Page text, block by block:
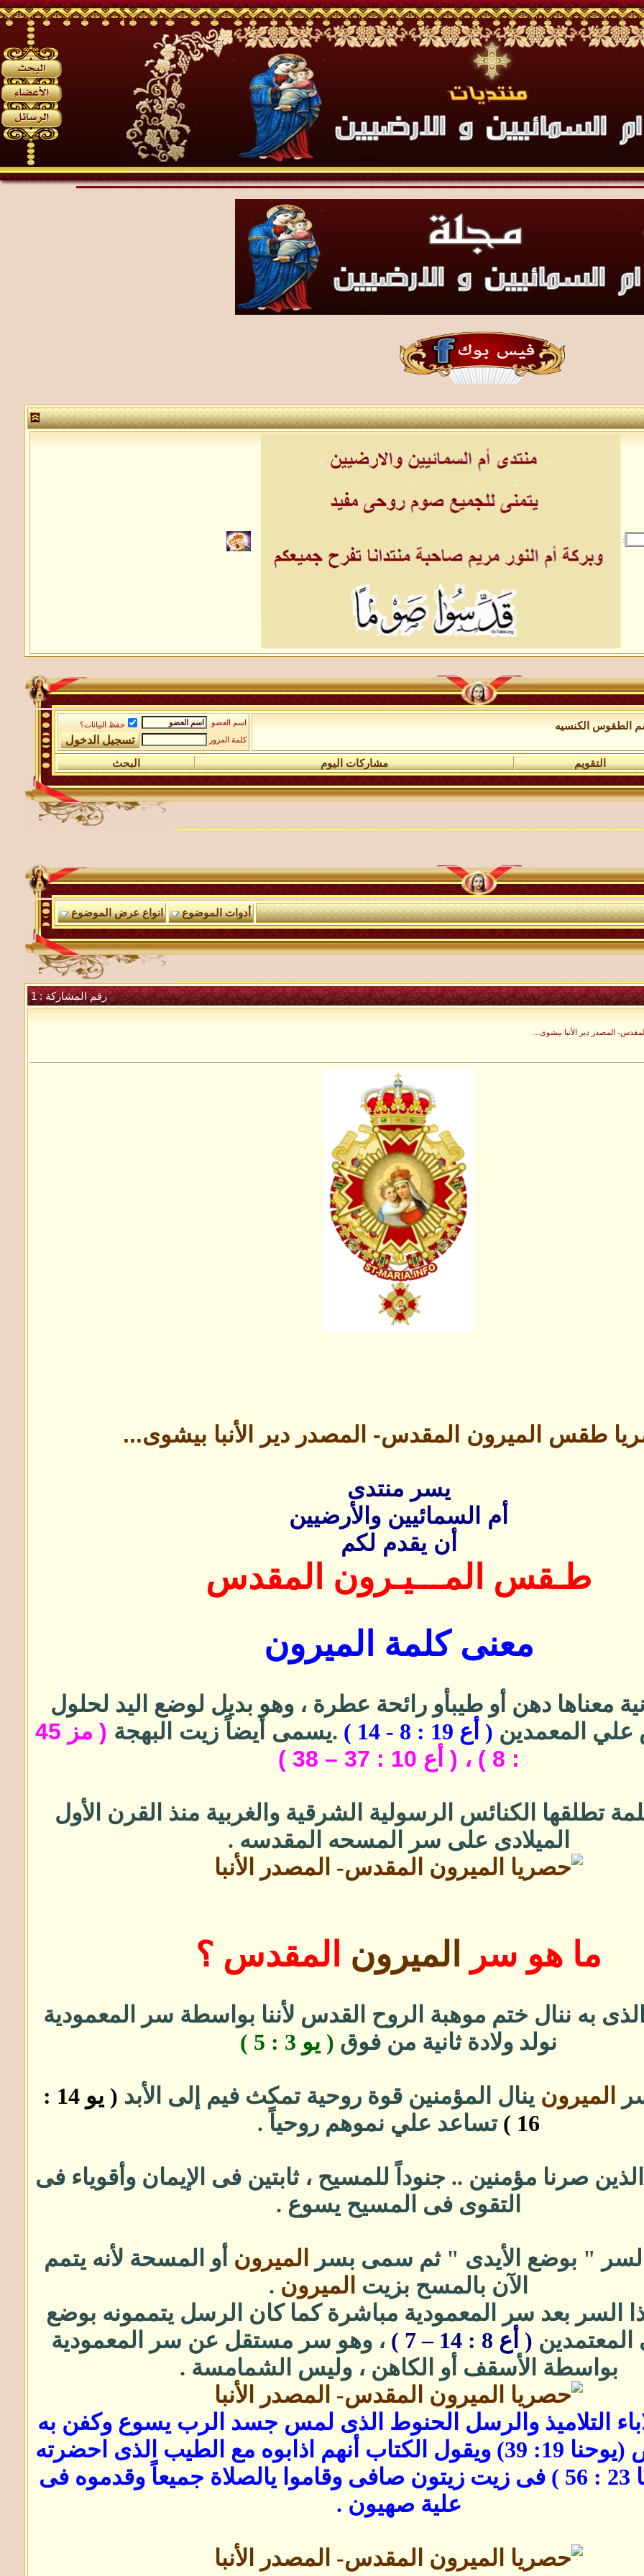
الطقوس الكنسيه اسم العضو
حفظ البيانات؟
كلمة المرور
التقويم مشاركات اليوم البحث
أدوات الموضوع انواع عرض الموضوع
رقم المشاركة :1
المصدر دير الأنبا بيشوى...
طقس الميرون المقدس- المصدر دير الأنبا بيشوى...
يسر منتدى
أم السمائيين والأرضيين
أن يقدم لكم
طـقس المـــيـرون المقدس
معنى كلمة الميرون
معناها دهن أو طيبأو رائحة عطرة ، وهو بديل لوضع اليد لحلول
علي المعمدين ( أع 19 : 8 - 14 ) .يسمى أيضاً زيت البهجة
( مز 45
: 8 ) ، ( أع 10 : 37 – 38 )
تطلقها الكنائس الرسولية الشرقية والغربية منذ القرن الأول
الميلادى على سر المسحه المقدسه .
ما هو سر الميرون المقدس ؟
به ننال ختم موهبة الروح القدس لأننا بواسطة سر المعمودية
نولد ولادة ثانية من فوق ( يو 3 : 5 )
الميرون ينال المؤمنين قوة روحية تمكث فيم إلى الأبد
( يو 14 :
16 )
تساعد علي نموهم روحياً .
صرنا مؤمنين .. جنوداً للمسيح ، ثابتين فى الإيمان وأقوياء فى
التقوى فى المسيح يسوع .
" بوضع الأيدى " ثم سمى بسر الميرون أو المسحة لأنه يتمم
الآن بالمسح بزيت الميرون .
السر بعد سر المعمودية مباشرة كما كان الرسل يتممونه بوضع
المعتمدين ( أع 8 : 14 – 7 )
، وهو سر مستقل عن سر المعمودية
بواسطة الأسقف أو الكاهن ، وليس الشمامسة .
التلاميذ والرسل الحنوط الذى لمس جسد الرب يسوع وكفن به
جسد المخلص (يوحنا 19: 39) ويقول الكتاب أنهم اذابوه مع الطيب الذى احضرته
النسوة ( لوقا 23 : 56 ) فى زيت زيتون صافى وقاموا يالصلاة جميعاً وقدموه فى
علية صهيون .